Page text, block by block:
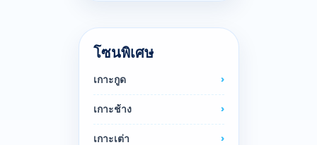
โซนพิเศษ
เกาะกูด
เกาะช้าง
เกาะเต่า